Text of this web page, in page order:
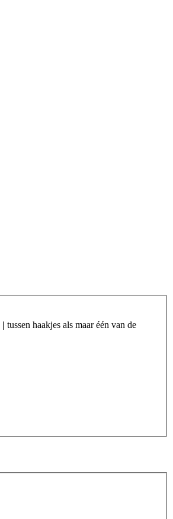
| tussen haakjes als maar één van de